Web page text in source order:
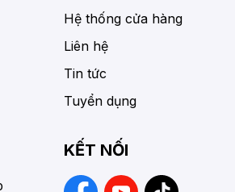
bé có gì khác biệt so với xe
tạo của mẫu xe đạp cho trẻ em
dòng xe đạp người lớn. Song,
ở mỗi bộ phận sẽ được điều
hợp với lứa tuổi, đảm bảo trẻ
nhẹ nhàng và không gặp sự cố.
Hệ thống cửa hàng
Liên hệ
Tin tức
Tuyển dụng
KẾT NỐI